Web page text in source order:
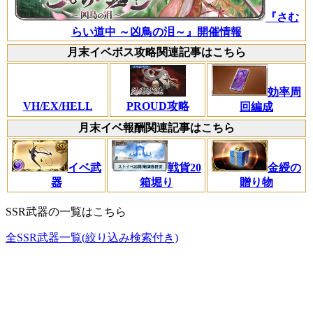
『さむ
らい道中 ～凶鳥の泪～』開催情報
月末イベボス攻略関連記事はこちら
VH/EX/HELL PROUD攻略
効率周
回編成
月末イベ報酬関連記事はこちら
イベ武
器
戦貨20
箱堀り
金綬の
贈り物
SSR武器の一覧はこちら
全SSR武器一覧(絞り込み検索付き)